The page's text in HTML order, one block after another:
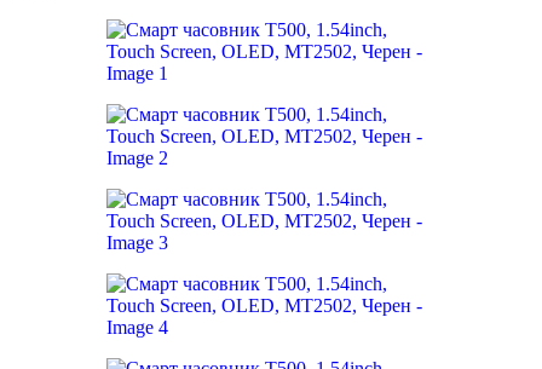
33,23 €
(65.00
лв.).
14,83 €
(29.00